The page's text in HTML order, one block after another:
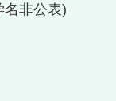
名非公表)